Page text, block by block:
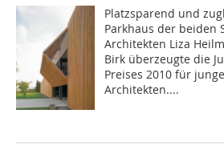
Platzsparend und
Parkhaus der beiden
Architekten Liza
Birk überzeugte die
Preises 2010 für
Architekten....